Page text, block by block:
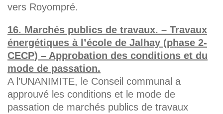
vers Royompré.
16. Marchés publics de travaux. – Travaux
énergétiques à l’école de Jalhay (phase 2-
CECP) – Approbation des conditions et du
mode de passation.
A l’UNANIMITE, le Conseil communal a
approuvé les conditions et le mode de
passation de marchés publics de travaux